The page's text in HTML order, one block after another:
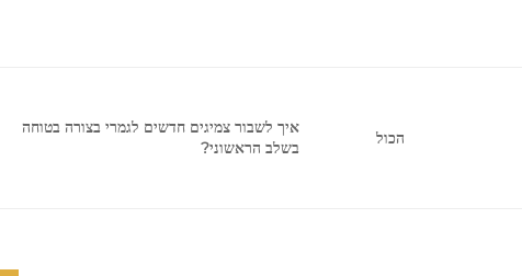
הכול
איך לשבור צמיגים חדשים לגמרי בצורה בטוחה
בשלב הראשוני?